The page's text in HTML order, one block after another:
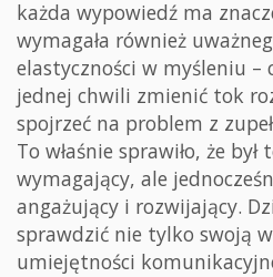
każda wypowiedź ma
wymagała również
elastyczności w myśleniu –
jednej chwili zmienić tok
spojrzeć na problem z
To właśnie sprawiło, że
wymagający, ale
angażujący i rozwijający.
sprawdzić nie tylko swoją
umiejętności